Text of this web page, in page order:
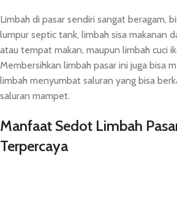
Limbah di pasar sendiri sangat beragam,
lumpur septic tank, limbah sisa makanan
atau tempat makan, maupun limbah cuci
Membersihkan limbah pasar ini juga bisa
limbah menyumbat saluran yang bisa
saluran mampet.
Manfaat Sedot Limbah
Terpercaya